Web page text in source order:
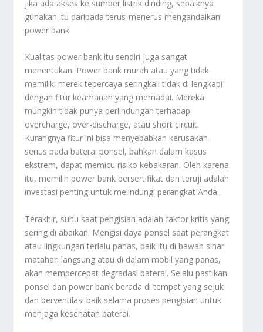
jika ada akses ke sumber listrik dinding, sebaiknya
gunakan itu daripada terus-menerus mengandalkan
power bank.
Kualitas power bank itu sendiri juga sangat
menentukan. Power bank murah atau yang tidak
memiliki merek tepercaya seringkali tidak di lengkapi
dengan fitur keamanan yang memadai. Mereka
mungkin tidak punya perlindungan terhadap
overcharge, over-discharge, atau short circuit.
Kurangnya fitur ini bisa menyebabkan kerusakan
serius pada baterai ponsel, bahkan dalam kasus
ekstrem, dapat memicu risiko kebakaran. Oleh karena
itu, memilih power bank bersertifikat dan teruji adalah
investasi penting untuk melindungi perangkat Anda.
Terakhir, suhu saat pengisian adalah faktor kritis yang
sering di abaikan. Mengisi daya ponsel saat perangkat
atau lingkungan terlalu panas, baik itu di bawah sinar
matahari langsung atau di dalam mobil yang panas,
akan mempercepat degradasi baterai. Selalu pastikan
ponsel dan power bank berada di tempat yang sejuk
dan berventilasi baik selama proses pengisian untuk
menjaga kesehatan baterai.